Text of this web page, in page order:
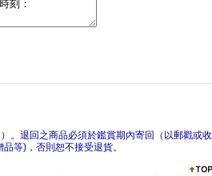
。退回之商品必須於鑑賞期內寄回（以郵戳或收
等)，否則恕不接受退貨。